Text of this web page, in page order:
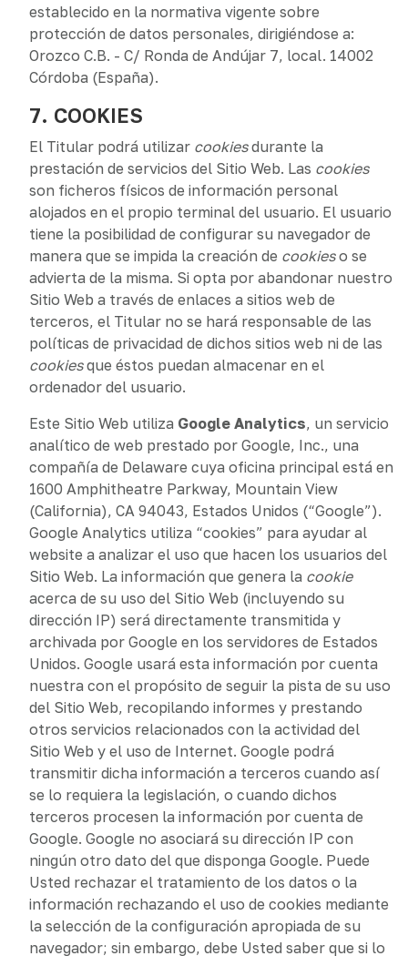
establecido en la normativa vigente sobre
protección de datos personales, dirigiéndose a:
Orozco C.B. - C/ Ronda de Andújar 7, local. 14002
Córdoba (España).
7. COOKIES
El Titular podrá utilizar cookiesdurante la
prestación de servicios del Sitio Web. Las cookies
son ficheros físicos de información personal
alojados en el propio terminal del usuario. El usuario
tiene la posibilidad de configurar su navegador de
manera que se impida la creación de cookieso se
advierta de la misma. Si opta por abandonar nuestro
Sitio Web a través de enlaces a sitios web de
terceros, el Titular no se hará responsable de las
políticas de privacidad de dichos sitios web ni de las
cookiesque éstos puedan almacenar en el
ordenador del usuario.
Este Sitio Web utiliza Google Analytics, un servicio
analítico de web prestado por Google, Inc., una
compañía de Delaware cuya oficina principal está en
1600 Amphitheatre Parkway, Mountain View
(California), CA 94043, Estados Unidos (“Google”).
Google Analytics utiliza “cookies” para ayudar al
website a analizar el uso que hacen los usuarios del
Sitio Web. La información que genera la cookie
acerca de su uso del Sitio Web (incluyendo su
dirección IP) será directamente transmitida y
archivada por Google en los servidores de Estados
Unidos. Google usará esta información por cuenta
nuestra con el propósito de seguir la pista de su uso
del Sitio Web, recopilando informes y prestando
otros servicios relacionados con la actividad del
Sitio Web y el uso de Internet. Google podrá
transmitir dicha información a terceros cuando así
se lo requiera la legislación, o cuando dichos
terceros procesen la información por cuenta de
Google. Google no asociará su dirección IP con
ningún otro dato del que disponga Google. Puede
Usted rechazar el tratamiento de los datos o la
información rechazando el uso de cookies mediante
la selección de la configuración apropiada de su
navegador; sin embargo, debe Usted saber que si lo